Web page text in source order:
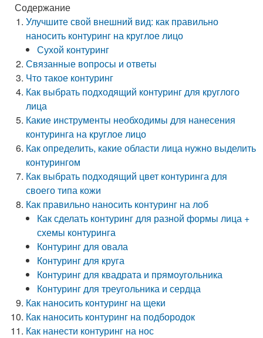
Содержание
Улучшите свой внешний вид: как правильно
наносить контуринг на круглое лицо
Сухой контуринг
Связанные вопросы и ответы
Что такое контуринг
Как выбрать подходящий контуринг для круглого
лица
Какие инструменты необходимы для нанесения
контуринга на круглое лицо
Как определить, какие области лица нужно выделить
контурингом
Как выбрать подходящий цвет контуринга для
своего типа кожи
Как правильно наносить контуринг на лоб
Как сделать контуринг для разной формы лица +
схемы контуринга
Контуринг для овала
Контуринг для круга
Контуринг для квадрата и прямоугольника
Контуринг для треугольника и сердца
Как наносить контуринг на щеки
Как наносить контуринг на подбородок
Как нанести контуринг на нос